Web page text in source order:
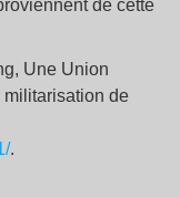
de cette
Une Union
militarisation de
.